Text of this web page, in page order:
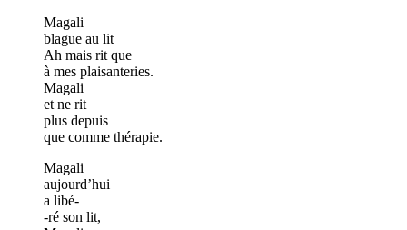
Magali
blague au lit
Ah mais rit que
à mes plaisanteries.
Magali
et ne rit
plus depuis
que comme thérapie.
Magali
aujourd’hui
a libé-
-ré son lit,